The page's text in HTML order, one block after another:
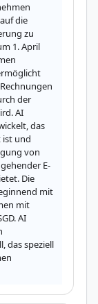
die
zu
1. April
der
AI
das
ist und
von
E-
Die
mit
mit
AI
das speziell